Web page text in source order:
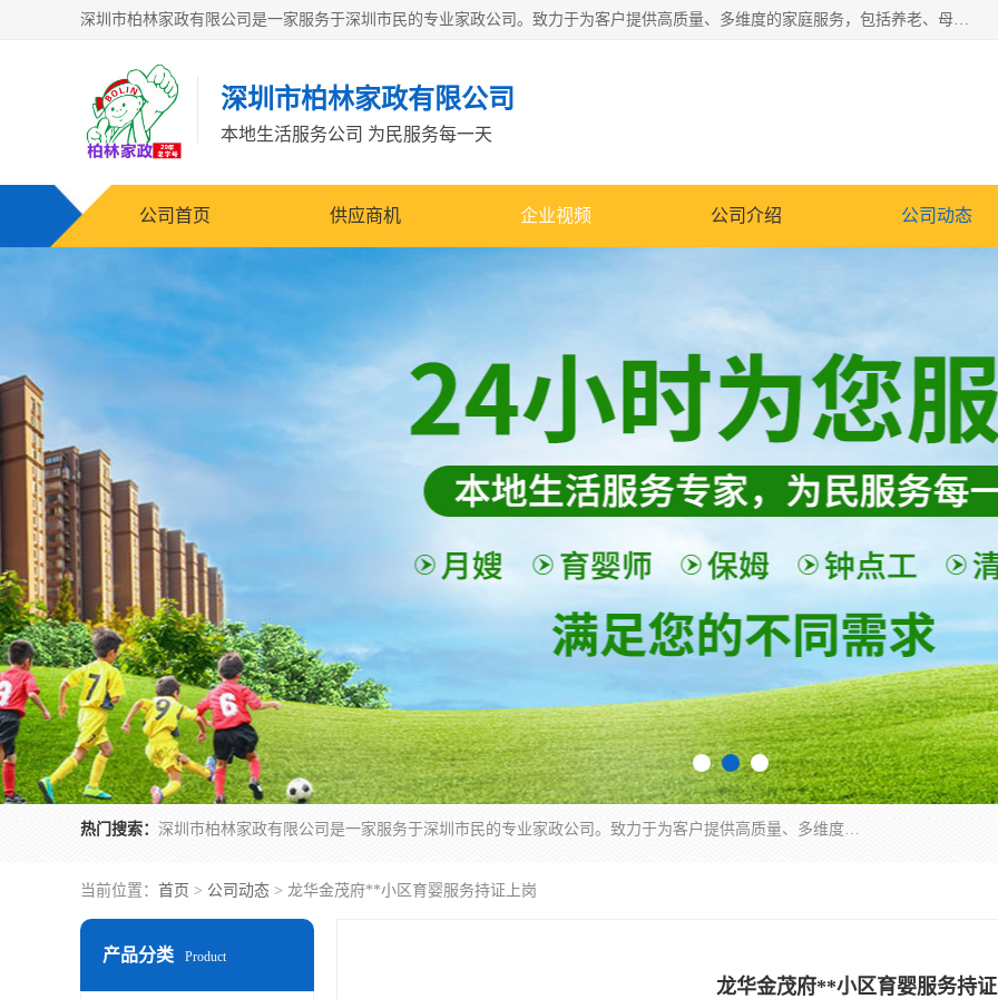
深圳市柏林家政有限公司是一家服务于深圳市民的专业家政公司。致力于为客户提供高质量、多维度的家庭服务，包括养老、母婴、月嫂育婴早教、康复理疗、家电清洗和保洁等方面的专业服务。
深圳市柏林家政有限公司
本地生活服务公司 为民服务每一天
公司首页 供应商机 企业视频 公司介绍 公司动态
热门搜索： 深圳市柏林家政有限公司是一家服务于深圳市民的专业家政公司。致力于为客户提供高质量、多维度的家庭服务，包括养老、母婴、月嫂育婴早教、康复理疗、家电清洗和保洁等方面的专业服务。
当前位置： 首页 > 公司动态 > 龙华金茂府**小区育婴服务持证上岗
产品分类 Product
龙华金茂府**小区育婴服务持